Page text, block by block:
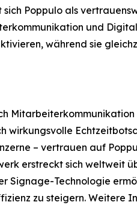
Poppulo als
und
während sie
– vertrauen auf
erstreckt sich weltweit
Technologie
zu steigern. Weitere